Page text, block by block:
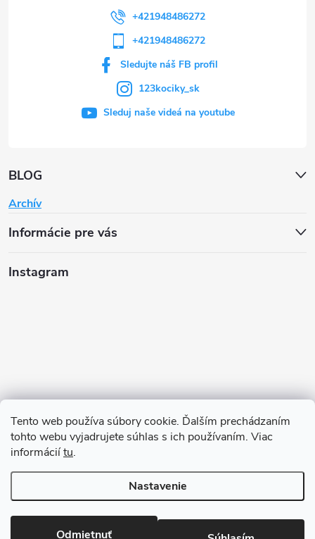
Tento web používa súbory cookie. Ďalším prechádzaním
tohto webu vyjadrujete súhlas s ich používaním. Viac
informáciítu.
Nastavenie
Odmietnuť
BLOG
Archív
Informácie pre vás
+421948486272
+421948486272
Sledujte náš FB profil
123kociky_sk
Sleduj naše videá na youtube
Instagram
Sledovať na Instagrame
123kociky.sk. Všetky práva vyhradené.